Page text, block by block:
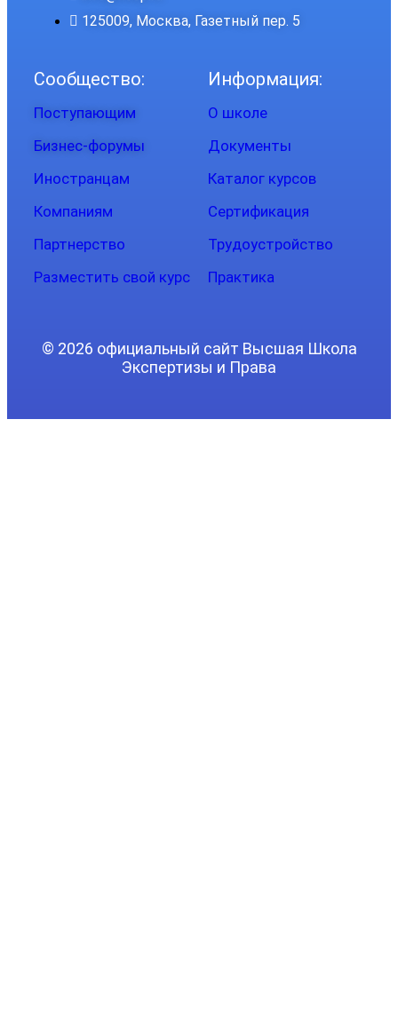
125009, Москва, Газетный пер. 5
Сообщество:
Поступающим
Бизнес-форумы
Иностранцам
Компаниям
Партнерство
Разместить свой курс
Информация:
О школе
Документы
Каталог курсов
Сертификация
Трудоустройство
Практика
© 2026 официальный сайт Высшая Школа
Экспертизы и Права